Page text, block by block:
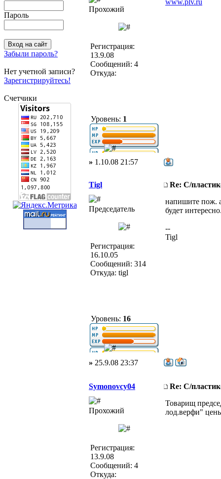
Пароль
Забыли пароль?
Нет учетной записи?
Зарегистрируйтесь!
Счетчики
Прохожий
Регистрация:
13.9.08
Сообщений: 4
Откуда:
Уровень: 1
www.plv.ru
» 1.10.08 21:57
Tigl Re: С/
Председатель
Регистрация:
16.10.05
Сообщений: 314
Откуда: tigl
Уровень: 16
напишите пож.
будет
--
Tigl
» 25.9.08 23:37
Symonovcy04 Re: С/
Прохожий
Регистрация:
13.9.08
Сообщений: 4
Откуда:
Товарищ
лод.верфи"